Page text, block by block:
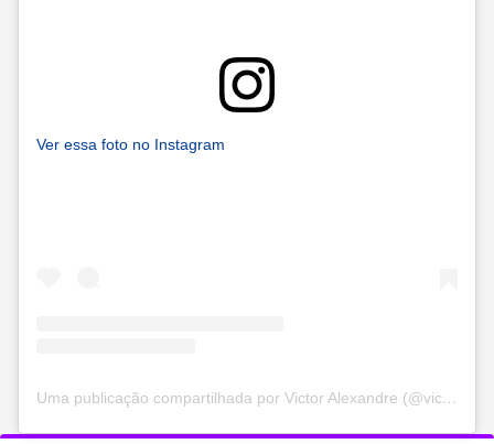
Ver essa foto no Instagram
Uma publicação compartilhada por Victor Alexandre (@victoralexandrecp)